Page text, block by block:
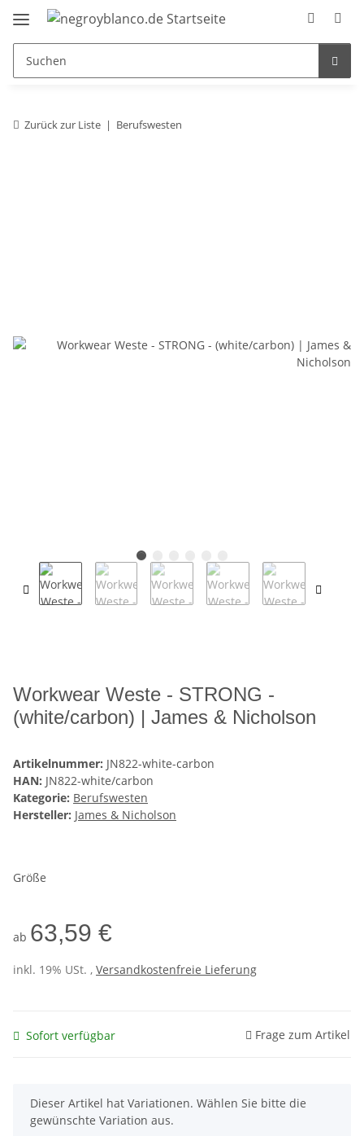
Zurück zur Liste Berufswesten
Workwear Weste - STRONG -
(white/carbon) | James & Nicholson
Artikelnummer: JN822-white-carbon
HAN: JN822-white/carbon
Kategorie: Berufswesten
Hersteller: James & Nicholson
Größe
ab 63,59 €
inkl. 19% USt. , Versandkostenfreie Lieferung
Sofort verfügbar Frage zum Artikel
x
Dieser Artikel hat Variationen. Wählen Sie bitte die
gewünschte Variation aus.